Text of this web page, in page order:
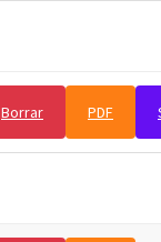
Borrar PDF